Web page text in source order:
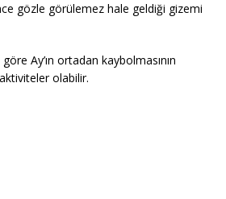
gözle görülemez hale geldiği gizemi
Ay’ın ortadan kaybolmasının
olabilir.